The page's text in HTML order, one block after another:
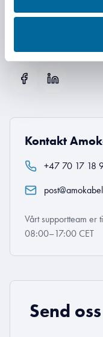
om våre produkter og
Følg oss på sosiale
Kontakt
+47 70 17 18
Vårt supportteam er
08:00–17:00 CET
Send